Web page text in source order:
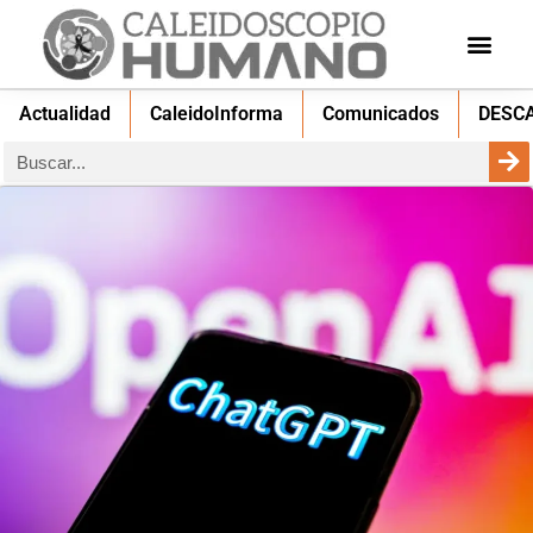
Actualidad CaleidoInforma Comunicados